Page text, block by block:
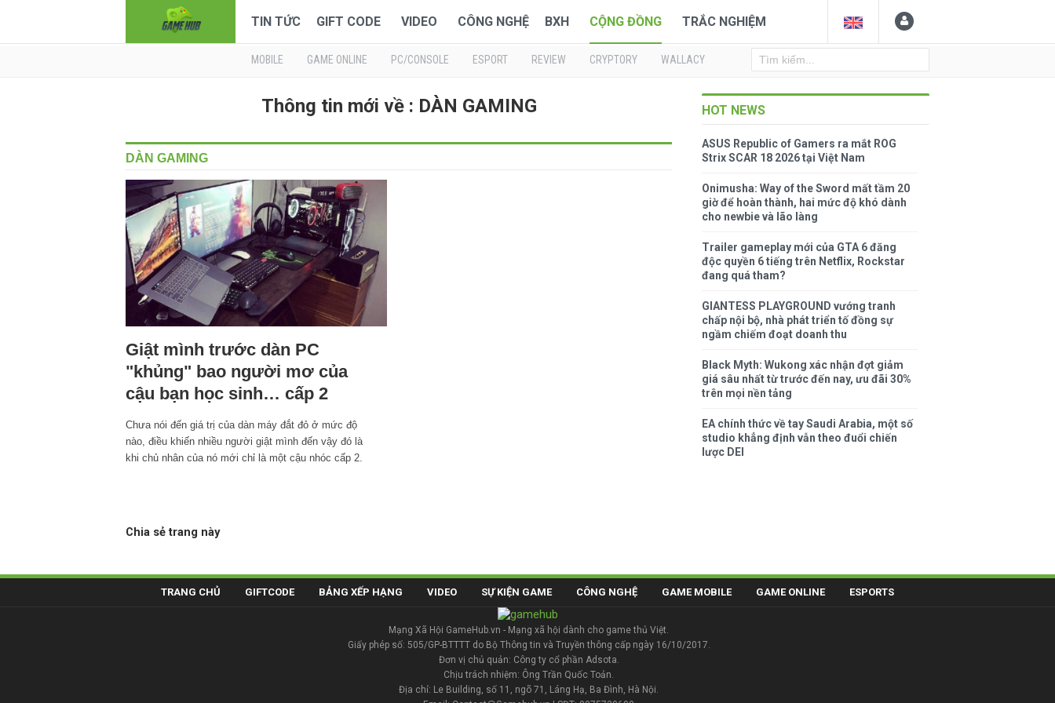
TIN TỨC GIFT CODE VIDEO CÔNG NGHỆ BXH CỘNG ĐỒNG TRẮC NGHIỆM
MOBILE GAME ONLINE PC/CONSOLE ESPORT REVIEW CRYPTORY WALLACY
Thông tin mới về : DÀN GAMING
DÀN GAMING
Giật mình trước dàn PC
"khủng" bao người mơ của
cậu bạn học sinh… cấp 2
Chưa nói đến giá trị của dàn máy đắt đỏ ở mức độ
nào, điều khiến nhiều người giật mình đến vậy đó là
khi chủ nhân của nó mới chỉ là một cậu nhóc cấp 2.
Chia sẻ trang này
HOT NEWS
ASUS Republic of Gamers ra mắt ROG
Strix SCAR 18 2026 tại Việt Nam
Onimusha: Way of the Sword mất tầm 20
giờ để hoàn thành, hai mức độ khó dành
cho newbie và lão làng
Trailer gameplay mới của GTA 6 đăng
độc quyền 6 tiếng trên Netflix, Rockstar
đang quá tham?
GIANTESS PLAYGROUND vướng tranh
chấp nội bộ, nhà phát triển tố đồng sự
ngầm chiếm đoạt doanh thu
Black Myth: Wukong xác nhận đợt giảm
giá sâu nhất từ trước đến nay, ưu đãi 30%
trên mọi nền tảng
EA chính thức về tay Saudi Arabia, một số
studio khẳng định vẫn theo đuổi chiến
lược DEI
TRANG CHỦ GIFTCODE BẢNG XẾP HẠNG VIDEO SỰ KIỆN GAME CÔNG NGHỆ GAME MOBILE GAME ONLINE ESPORTS
Mạng Xã Hội GameHub.vn - Mạng xã hội dành cho game thủ Việt.
Giấy phép số: 505/GP-BTTTT do Bộ Thông tin và Truyền thông cấp ngày 16/10/2017.
Đơn vị chủ quản: Công ty cổ phần Adsota.
Chịu trách nhiệm: Ông Trần Quốc Toản.
Địa chỉ: Le Building, số 11, ngõ 71, Láng Hạ, Ba Đình, Hà Nội.